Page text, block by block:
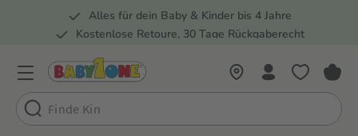
Zur Hauptnavigation springen
Alles für dein Baby & Kinder bis 4 Jahre
Kostenlose Retoure, 30 Tage Rückgaberecht